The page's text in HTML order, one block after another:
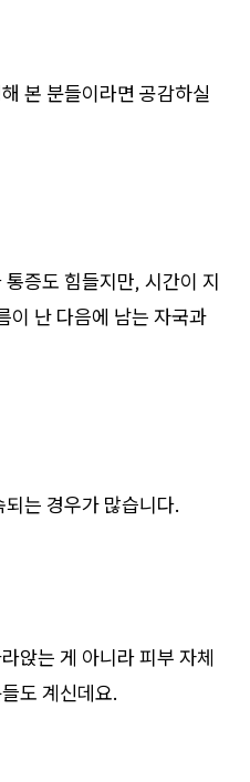
본 분들이라면 공감하실
증도 힘들지만, 시간이 지
이 난 다음에 남는 자국과
는 경우가 많습니다.
앉는 게 아니라 피부 자체
도 계신데요.